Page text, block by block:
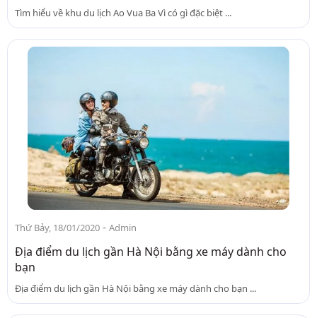
Tìm hiểu về khu du lịch Ao Vua Ba Vì có gì đặc biệt ...
Thứ Bảy, 18/01/2020 - Admin
Địa điểm du lịch gần Hà Nội bằng xe máy dành cho
bạn
Địa điểm du lịch gần Hà Nội bằng xe máy dành cho bạn ...